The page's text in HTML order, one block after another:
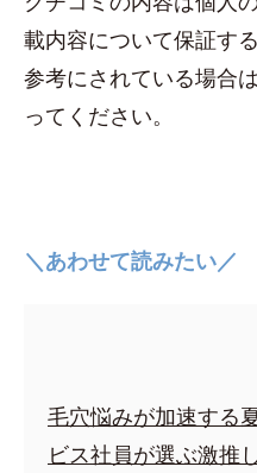
載内容について保証す
参考にされている場合
ってください。
＼あわせて読みたい／
毛穴悩みが加速する
ビス社員が選ぶ激推